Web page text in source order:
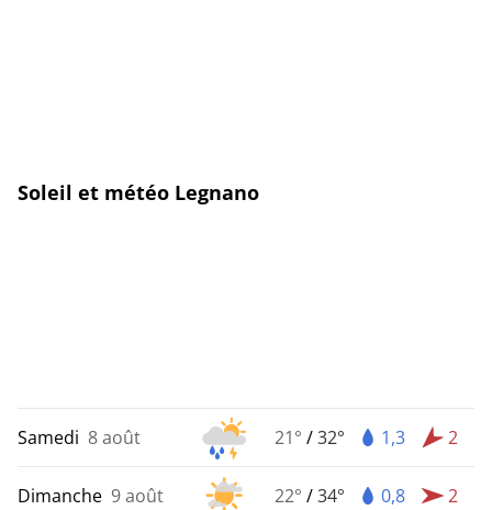
Soleil et météo Legnano
Samedi 8 août 21° /32° 1,3 2
Dimanche 9 août 22° /34° 0,8 2